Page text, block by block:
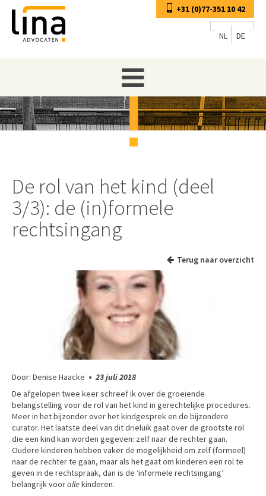
+31 (0)77-351 10 42
NL DE
De rol van het kind (deel
3/3): de (in)formele
rechtsingang
Terug naar overzicht
Door: Denise Haacke • 23 juli 2018
De afgelopen twee keer schreef ik over de groeiende
belangstelling voor de rol van het kind in gerechtelijke procedures.
Meer in het bijzonder over het kindgesprek en de bijzondere
curator. Het laatste deel van dit drieluik gaat over de grootste rol
die een kind kan worden gegeven: zelf naar de rechter gaan.
Oudere kinderen hebben vaker de mogelijkheid om zelf (formeel)
naar de rechter te gaan, maar als het gaat om kinderen een rol te
geven in de rechtspraak, dan is de ‘informele rechtsingang’
belangrijk voorallekinderen.